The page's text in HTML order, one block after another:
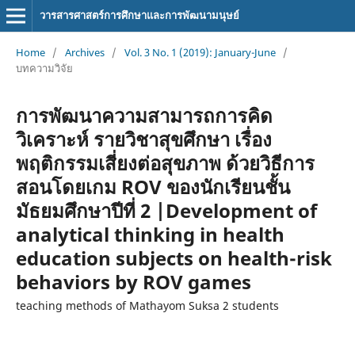
วารสารศาสตร์การศึกษาและการพัฒนามนุษย์
Home / Archives / Vol. 3 No. 1 (2019): January-June /
บทความวิจัย
การพัฒนาความสามารถการคิด
วิเคราะห์ รายวิชาสุขศึกษา เรื่อง
พฤติกรรมเสี่ยงต่อสุขภาพ ด้วยวิธีการ
สอนโดยเกม ROV ของนักเรียนชั้น
มัธยมศึกษาปีที่ 2 |Development of
analytical thinking in health
education subjects on health-risk
behaviors by ROV games
teaching methods of Mathayom Suksa 2 students